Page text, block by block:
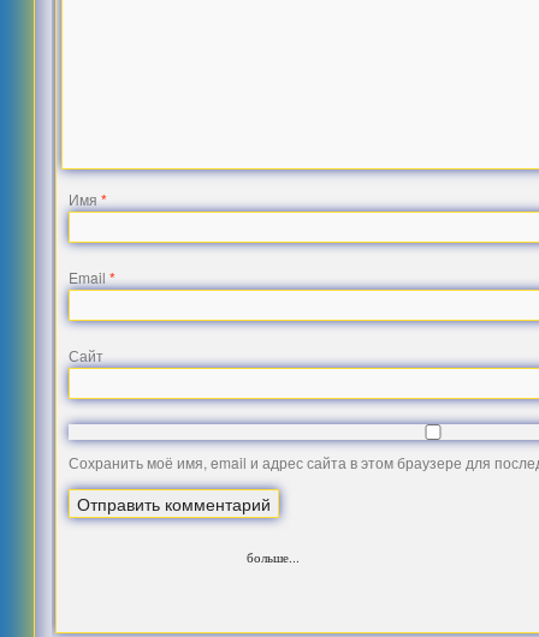
Имя*
Email*
Сайт
Сохранить моё имя, email и адрес сайта в этом браузере для
больше...